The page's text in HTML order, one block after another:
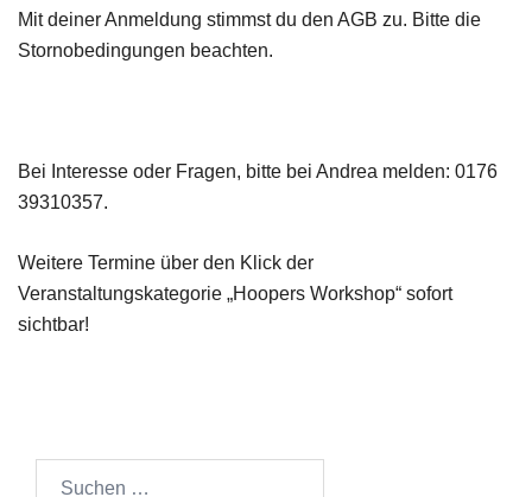
Mit deiner Anmeldung stimmst du den AGB zu. Bitte die
Stornobedingungen beachten.
Bei Interesse oder Fragen, bitte bei Andrea melden: 0176
39310357.
Weitere Termine über den Klick der
Veranstaltungskategorie „Hoopers Workshop“ sofort
sichtbar!